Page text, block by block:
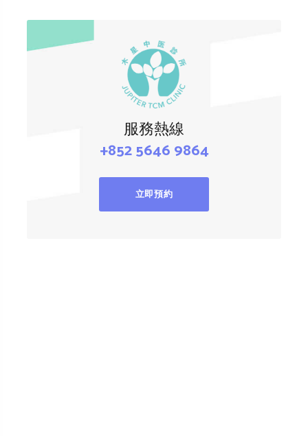
服務熱線
+852 5646 9864
立即預約